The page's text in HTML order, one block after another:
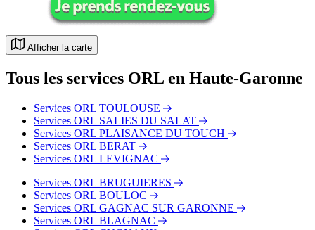
Afficher la carte
Tous les services ORL en Haute-Garonne
Services ORL TOULOUSE
Services ORL SALIES DU SALAT
Services ORL PLAISANCE DU TOUCH
Services ORL BERAT
Services ORL LEVIGNAC
Services ORL BRUGUIERES
Services ORL BOULOC
Services ORL GAGNAC SUR GARONNE
Services ORL BLAGNAC